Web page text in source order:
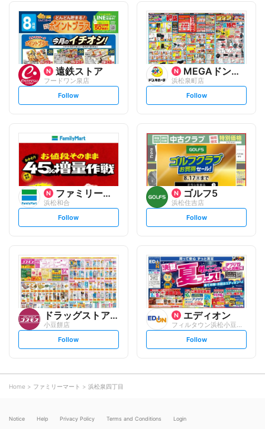
遠鉄ストア
フードワン泉店
s
l
o
Follow
MEGAドン・キホーテUNY
浜松泉町店
s
l
o
w
Follow
ファミリーマート
浜松和合
s
l
o
w
Follow
ゴルフ5
浜松住吉店
s
l
o
w
Follow
ドラッグストアコスモス
小豆餅店
s
l
o
Follow
エディオン
フィルタウン浜松小豆餅店
s
l
Follow
Home ファミリーマート 浜松泉四丁目
Notice Help Privacy Policy Terms and Conditions Login